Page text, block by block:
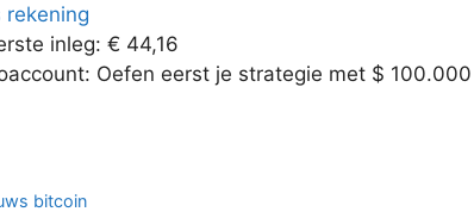
rekening
inleg: € 44,16
Oefen eerst je strategie met $ 100.000
bitcoin